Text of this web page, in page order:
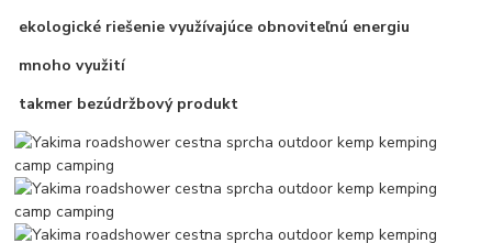
ekologické riešenie využívajúce obnoviteľnú energiu
mnoho využití
takmer bezúdržbový produkt